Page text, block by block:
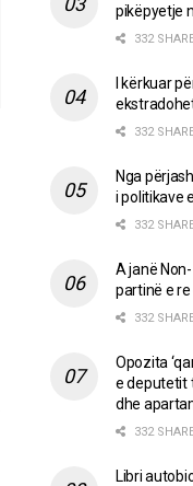
pikëpyetje
332
I kërkuar
332
Nga
i politikave
332
A janë
partinë e
332
Opozita
e deputetit
dhe
332
Libri